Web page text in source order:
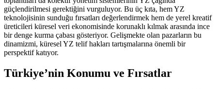
güçlendirilmesi gerektiğini vurguluyor. Bu üç kıta, hem YZ
teknolojisinin sunduğu fırsatları değerlendirmek hem de yerel kreatif
üreticileri küresel veri ekonomisinde korunaklı kılmak arasında ince
bir denge kurma çabası gösteriyor. Gelişmekte olan pazarların bu
dinamizmi, küresel YZ telif hakları tartışmalarına önemli bir
perspektif katıyor.
Türkiye’nin Konumu ve Fırsatlar